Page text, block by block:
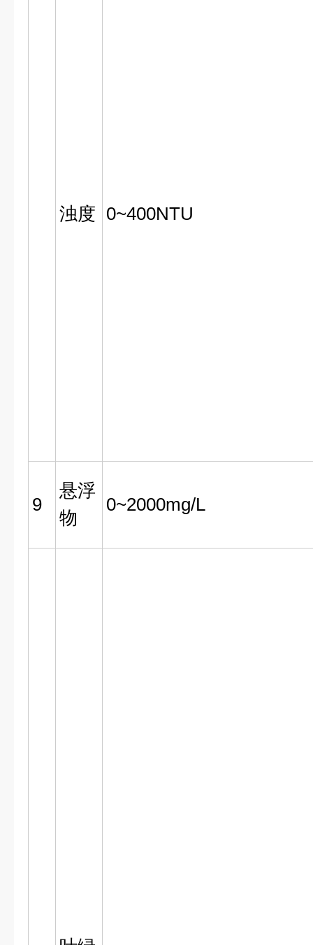
浊度 0~400NTU
9
悬浮
物
0~2000mg/L